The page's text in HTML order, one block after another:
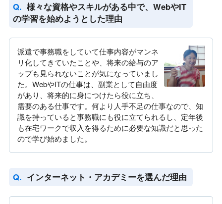
様々な資格やスキルがある中で、WebやIT
の学習を始めようとした理由
派遣で事務職をしていて仕事内容がマンネ
リ化してきていたことや、将来の給与のア
ップも見られないことが気になっていまし
た。WebやITの仕事は、副業として自由度
があり、将来的に身につけたら役に立ち、
需要のある仕事です。何より人手不足の仕事なので、知
識を持っていると事務職にも役に立てられるし、定年後
も在宅ワークで収入を得るために必要な知識だと思った
ので学び始めました。
インターネット・アカデミーを選んだ理由